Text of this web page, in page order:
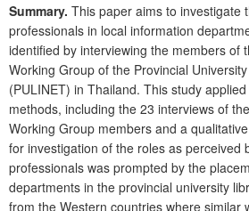
Summary. This paper aims to investigate
professionals in local information
identified by interviewing the members of
Working Group of the Provincial
(PULINET) in Thailand. This study
methods, including the 23 interviews of
Working Group members and a
for investigation of the roles as perceived
professionals was prompted by the
departments in the provincial university
from the Western countries where similar